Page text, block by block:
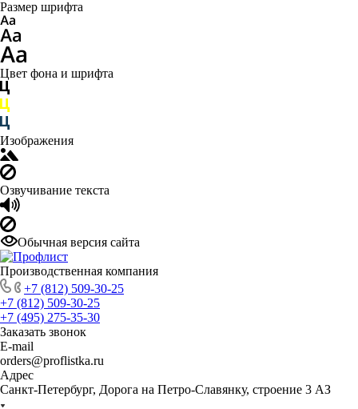
Размер шрифта
Цвет фона и шрифта
Изображения
Озвучивание текста
Обычная версия сайта
Производственная компания
+7 (812) 509-30-25
+7 (812) 509-30-25
+7 (495) 275-35-30
Заказать звонок
E-mail
orders@proflistka.ru
Адрес
Санкт-Петербург, Дорога на Петро-Славянку, строение 3 АЗ